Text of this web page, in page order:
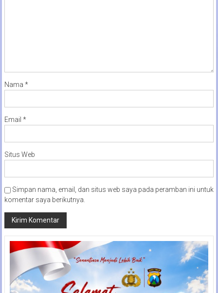
Nama *
Email *
Situs Web
Simpan nama, email, dan situs web saya pada peramban ini untuk
komentar saya berikutnya.